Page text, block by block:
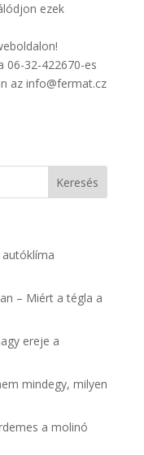
ezek
06-32-422670-es
az info@fermat.cz
– Miért a tégla a
ereje a
mindegy, milyen
a molinó